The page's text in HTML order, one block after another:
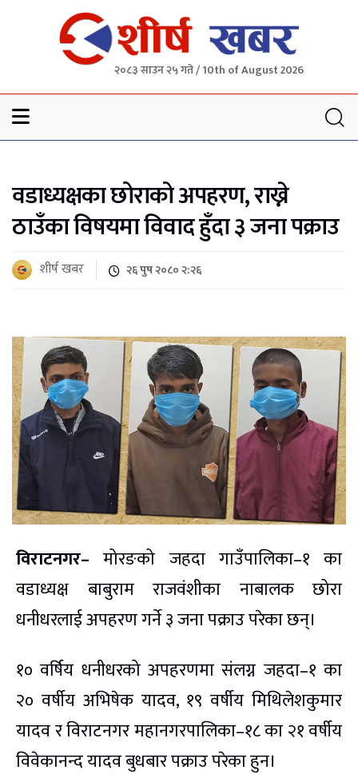
२०८३ साउन २५ गते / 10th of August 2026
वडाध्यक्षका छोराको अपहरण, राख्ने
ठाउँका विषयमा विवाद हुँदा ३ जना पक्राउ
शीर्ष खबर २६ पुष २०८० २:२६
विराटनगर– मोरङको जहदा गाउँपालिका–१ का
वडाध्यक्ष बाबुराम राजवंशीका नाबालक छोरा
धनीधरलाई अपहरण गर्ने ३ जना पक्राउ परेका छन्।
१० वर्षिय धनीधरको अपहरणमा संलग्न जहदा–१ का
२० वर्षीय अभिषेक यादव, १९ वर्षीय मिथिलेशकुमार
यादव र विराटनगर महानगरपालिका–१८ का २१ वर्षीय
विवेकानन्द यादव बुधबार पक्राउ परेका हुन।